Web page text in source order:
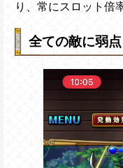
り、常にスロット倍
全ての敵に弱